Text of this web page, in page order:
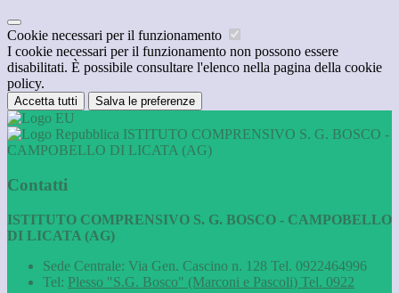
Cookie necessari per il funzionamento
I cookie necessari per il funzionamento non possono essere
disabilitati. È possibile consultare l'elenco nella pagina della cookie
policy.
Accetta tutti Salva le preferenze
ISTITUTO COMPRENSIVO S. G. BOSCO -
CAMPOBELLO DI LICATA (AG)
Contatti
ISTITUTO COMPRENSIVO S. G. BOSCO - CAMPOBELLO
DI LICATA (AG)
Sede Centrale: Via Gen. Cascino n. 128 Tel. 0922464996
Tel: Plesso "S.G. Bosco" (Marconi e Pascoli) Tel. 0922